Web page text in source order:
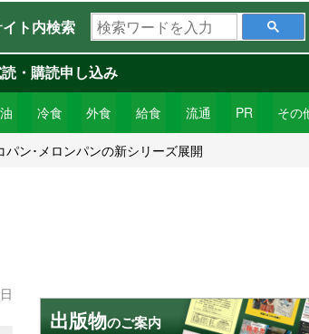
ト内検索
検
索
ワ
ー
ド
を
入
冷食 外食 給食 流通 PR その
・購読申し込み
パン･メロンパンの新シリーズ展開
出版物のご案内